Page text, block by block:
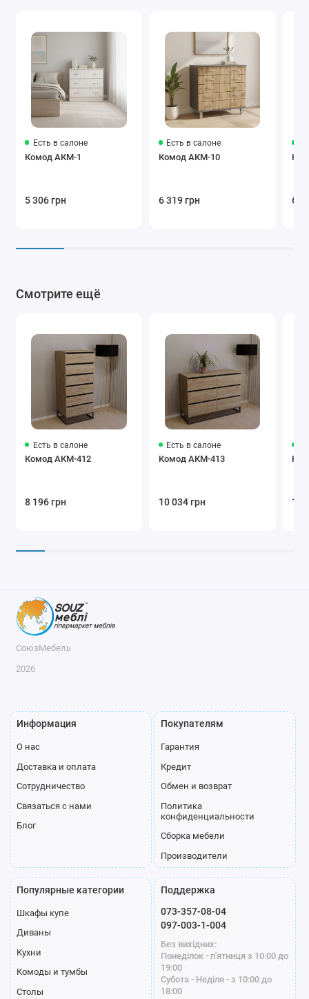
Есть в салоне
Комод АКМ-1
5 306 грн
Есть в салоне
Комод АКМ-10
6 319 грн 6
Смотрите ещё
Есть в салоне
Комод АКМ-412
8 196 грн
Есть в салоне
Комод АКМ-413
10 034 грн 10
СоюзМебель
2026
Информация
О нас
Доставка и оплата
Сотрудничество
Связаться с нами
Блог
Покупателям
Гарантия
Кредит
Обмен и возврат
Политика
конфиденциальности
Сборка мебели
Производители
Популярные категории
Шкафы купе
Диваны
Кухни
Комоды и тумбы
Столы
Поддержка
073-357-08-04
097-003-1-004
Без вихідних:
Понеділок - п'ятниця з 10:00 до
19:00
Субота - Неділя - з 10:00 до
18:00